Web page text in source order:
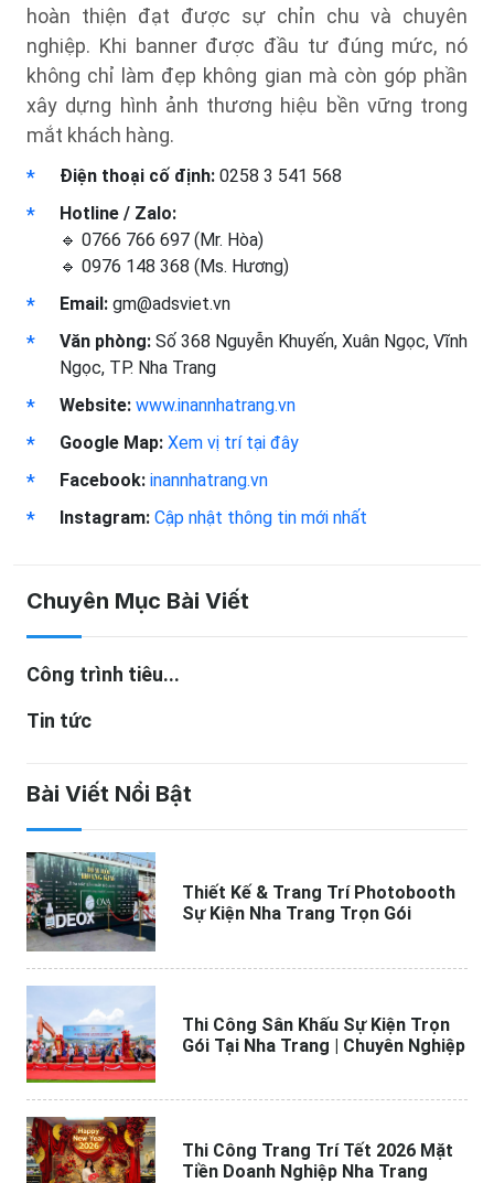
hoàn thiện đạt được sự chỉn chu và chuyên
nghiệp. Khi banner được đầu tư đúng mức, nó
không chỉ làm đẹp không gian mà còn góp phần
xây dựng hình ảnh thương hiệu bền vững trong
mắt khách hàng.
Điện thoại cố định: 0258 3 541 568
Hotline / Zalo:
🔹 0766 766 697 (Mr. Hòa)
🔹 0976 148 368 (Ms. Hương)
Email: gm@adsviet.vn
Văn phòng: Số 368 Nguyễn Khuyến, Xuân Ngọc, Vĩnh
Ngọc, TP. Nha Trang
Website: www.inannhatrang.vn
Google Map: Xem vị trí tại đây
Facebook: inannhatrang.vn
Instagram: Cập nhật thông tin mới nhất
Chuyên Mục Bài Viết
Công trình tiêu...
Tin tức
Bài Viết Nổi Bật
Thiết Kế & Trang Trí Photobooth
Sự Kiện Nha Trang Trọn Gói
Thi Công Sân Khấu Sự Kiện Trọn
Gói Tại Nha Trang | Chuyên Nghiệp
Thi Công Trang Trí Tết 2026 Mặt
Tiền Doanh Nghiệp Nha Trang